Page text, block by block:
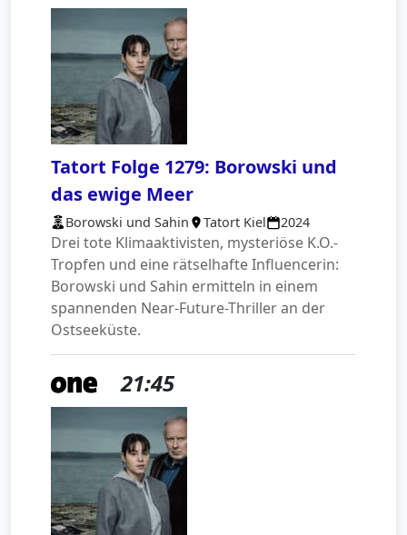
Tatort Folge 1279: Borowski und
das ewige Meer
Borowski und Sahin Tatort Kiel 2024
Drei tote Klimaaktivisten, mysteriöse K.O.-
Tropfen und eine rätselhafte Influencerin:
Borowski und Sahin ermitteln in einem
spannenden Near-Future-Thriller an der
Ostseeküste.
21:45